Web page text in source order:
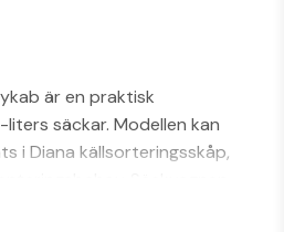
är en praktisk
säckar. Modellen kan
i Diana källsorteringsskåp,
efter behov.